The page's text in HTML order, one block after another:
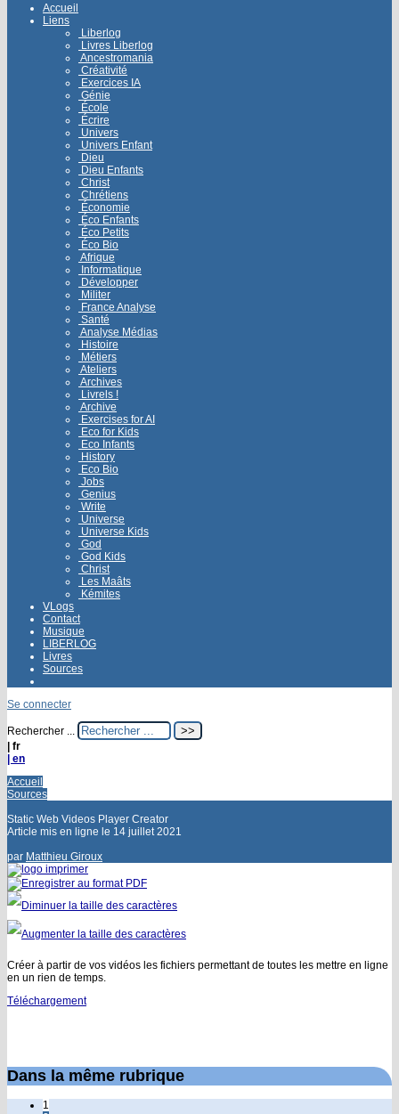
Accueil
Liens
Liberlog
Livres Liberlog
Ancestromania
Créativité
Exercices IA
Génie
École
Écrire
Univers
Univers Enfant
Dieu
Dieu Enfants
Christ
Chrétiens
Économie
Éco Enfants
Éco Petits
Éco Bio
Afrique
Informatique
Développer
Militer
France Analyse
Santé
Analyse Médias
Histoire
Métiers
Ateliers
Archives
Livrels !
Archive
Exercises for AI
Eco for Kids
Eco Infants
History
Eco Bio
Jobs
Genius
Write
Universe
Universe Kids
God
God Kids
Christ
Les Maâts
Kémites
VLogs
Contact
Musique
LIBERLOG
Livres
Sources
Se connecter
Rechercher ...
| fr
| en
Accueil
Sources
Static Web Videos Player Creator
Article mis en ligne le 14 juillet 2021
par Matthieu Giroux
Créer à partir de vos vidéos les fichiers permettant de toutes les mettre en ligne
en un rien de temps.
Téléchargement
Dans la même rubrique
1